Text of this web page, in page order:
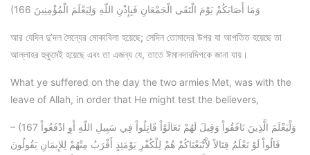
(166 وَمَا أَصَابَكُمْ يَوْمَ الْتَقَى الْجَمْعَانِ فَبِإِذْنِ اللّهِ وَلِيَعْلَمَ الْمُؤْمِنِينَ
আর যেদিন দু’দল সৈন্যের মোকাবিলা হয়েছে; সেদিন তোমাদের উপর যা আপতিত হয়েছে তা
আল্লাহর হুকুমেই হয়েছে এবং তা এজন্য যে, তাতে ঈমানদারদিগকে জানা যায়।
What ye suffered on the day the two armies Met, was with the
leave of Allah, in order that He might test the believers,
– (167 وَلْيَعْلَمَ الَّذِينَ نَافَقُواْ وَقِيلَ لَهُمْ تَعَالَوْاْ قَاتِلُواْ فِي سَبِيلِ اللّهِ أَوِ ادْفَعُواْ
قَالُواْ لَوْ نَعْلَمُ قِتَالاً لاَّتَّبَعْنَاكُمْ هُمْ لِلْكُفْرِ يَوْمَئِذٍ أَقْرَبُ مِنْهُمْ لِلإِيمَانِ يَقُولُونَ